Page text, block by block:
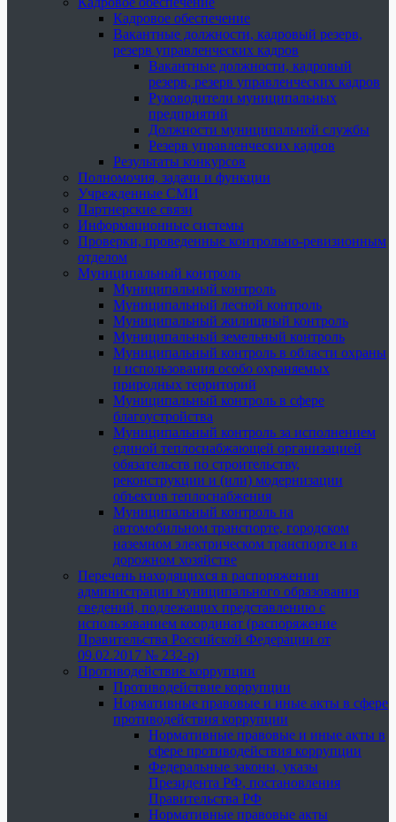
Кадровое обеспечение
Вакантные должности, кадровый резерв,
резерв управленческих кадров
Вакантные должности, кадровый
резерв, резерв управленческих кадров
Руководители муниципальных
предприятий
Должности муниципальной службы
Резерв управленческих кадров
Результаты конкурсов
Полномочия, задачи и функции
Учрежденные СМИ
Партнерские связи
Информационные системы
Проверки, проведенные контрольно-ревизионным
отделом
Муниципальный контроль
Муниципальный контроль
Муниципальный лесной контроль
Муниципальный жилищный контроль
Муниципальный земельный контроль
Муниципальный контроль в области охраны
и использования особо охраняемых
природных территорий
Муниципальный контроль в сфере
благоустройства
Муниципальный контроль за исполнением
единой теплоснабжающей организацией
обязательств по строительству,
реконструкции и (или) модернизации
объектов теплоснабжения
Муниципальный контроль на
автомобильном транспорте, городском
наземном электрическом транспорте и в
дорожном хозяйстве
Перечень находящихся в распоряжении
администрации муниципального образования
сведений, подлежащих представлению с
использованием координат (распоряжение
Правительства Российской Федерации от
09.02.2017 № 232-р)
Противодействие коррупции
Противодействие коррупции
Нормативные правовые и иные акты в сфере
противодействия коррупции
Нормативные правовые и иные акты в
сфере противодействия коррупции
Федеральные законы, указы
Президента РФ, постановления
Правительства РФ
Нормативные правовые акты